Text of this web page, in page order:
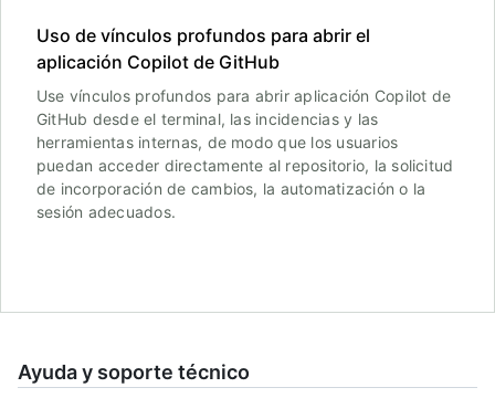
Uso de vínculos profundos para abrir el
aplicación Copilot de GitHub
Use vínculos profundos para abrir aplicación Copilot de
GitHub desde el terminal, las incidencias y las
herramientas internas, de modo que los usuarios
puedan acceder directamente al repositorio, la solicitud
de incorporación de cambios, la automatización o la
sesión adecuados.
Ayuda y soporte técnico